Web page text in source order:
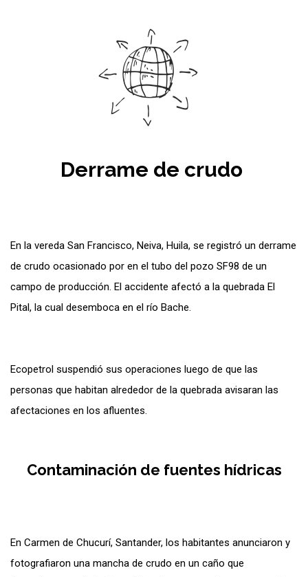
Derrame de crudo
En la vereda San Francisco, Neiva, Huila, se registró un derrame
de crudo ocasionado por en el tubo del pozo SF98 de un
campo de producción. El accidente afectó a la quebrada El
Pital, la cual desemboca en el río Bache.
Ecopetrol suspendió sus operaciones luego de que las
personas que habitan alrededor de la quebrada avisaran las
afectaciones en los afluentes.
Contaminación de fuentes hídricas
En Carmen de Chucurí, Santander, los habitantes anunciaron y
fotografiaron una mancha de crudo en un caño que